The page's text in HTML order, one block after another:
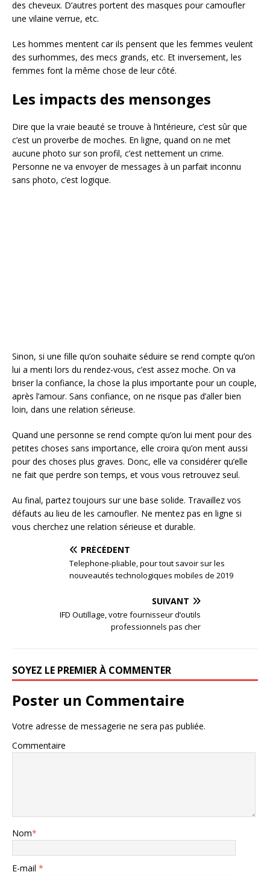
des cheveux. D’autres portent des masques pour camoufler
une vilaine verrue, etc.
Les hommes mentent car ils pensent que les femmes veulent
des surhommes, des mecs grands, etc. Et inversement, les
femmes font la même chose de leur côté.
Les impacts des mensonges
Dire que la vraie beauté se trouve à l’intérieure, c’est sûr que
c’est un proverbe de moches. En ligne, quand on ne met
aucune photo sur son profil, c’est nettement un crime.
Personne ne va envoyer de messages à un parfait inconnu
sans photo, c’est logique.
Sinon, si une fille qu’on souhaite séduire se rend compte qu’on
lui a menti lors du rendez-vous, c’est assez moche. On va
briser la confiance, la chose la plus importante pour un couple,
après l’amour. Sans confiance, on ne risque pas d’aller bien
loin, dans une relation sérieuse.
Quand une personne se rend compte qu’on lui ment pour des
petites choses sans importance, elle croira qu’on ment aussi
pour des choses plus graves. Donc, elle va considérer qu’elle
ne fait que perdre son temps, et vous vous retrouvez seul.
Au final, partez toujours sur une base solide. Travaillez vos
défauts au lieu de les camoufler. Ne mentez pas en ligne si
vous cherchez une relation sérieuse et durable.
PRÉCÉDENT
Telephone-pliable, pour tout savoir sur les
nouveautés technologiques mobiles de 2019
SUIVANT
IFD Outillage, votre fournisseur d’outils
professionnels pas cher
SOYEZ LE PREMIER À COMMENTER
Poster un Commentaire
Votre adresse de messagerie ne sera pas publiée.
Commentaire
Nom*
E-mail *